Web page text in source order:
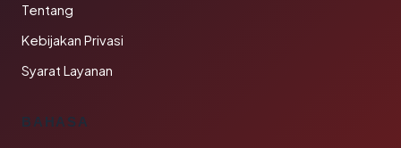
Tentang
Kebijakan Privasi
Syarat Layanan
BAHASA